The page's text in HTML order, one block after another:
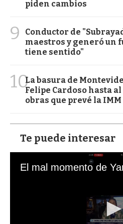
piden cambios
9
Conductor de
maestros y generó un
tiene sentido"
10La basura de
Felipe Cardoso hasta
obras que prevé la IMM
Te puede interesar